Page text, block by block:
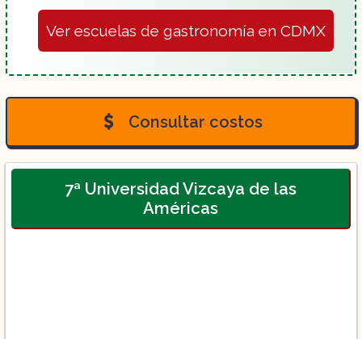
Repostería Fina:
Pastelería:
Ver escuelas de gastronomía en CDMX
Consultar costos
7ª Universidad Vizcaya de las
Américas